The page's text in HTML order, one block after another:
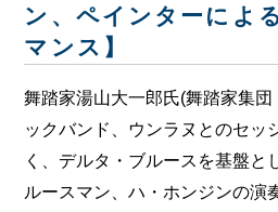
ン、ペインターによ
マンス】
舞踏家湯山大一郎氏(舞踏家集団
ックバンド、ウンラヌとのセッ
く、デルタ・ブルースを基盤と
ルースマン、ハ・ホンジンの演